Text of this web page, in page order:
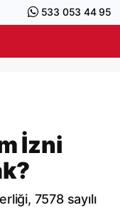
533 053 44 95
İzni
7578 sayılı